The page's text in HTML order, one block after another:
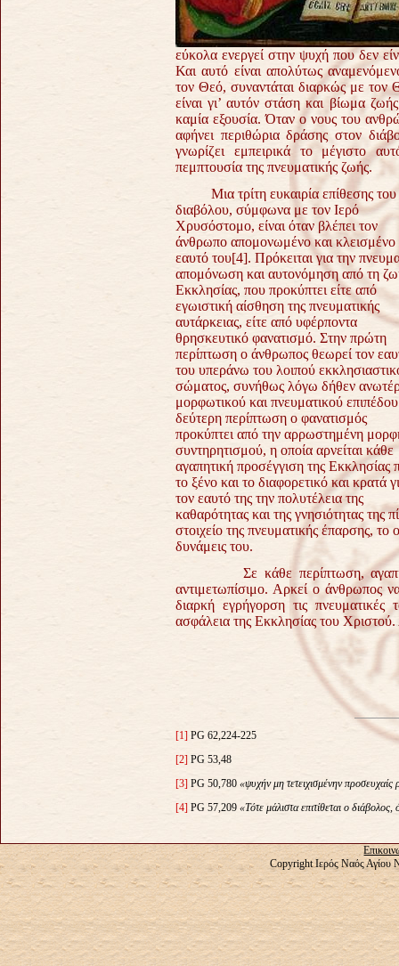
εύκολα ενεργεί στην ψυχή που δεν
Και αυτό είναι απολύτως
τον Θεό, συναντάται διαρκώς με
είναι γι’ αυτόν στάση και βίωμα
καμία εξουσία. Όταν ο νους του
αφήνει περιθώρια δράσης στον
γνωρίζει εμπειρικά το μέγιστο
πεμπτουσία της πνευματικής ζωής.
Μια τρίτη ευκαιρία επίθεσης του
διαβόλου, σύμφωνα με τον Ιερό
Χρυσόστομο, είναι όταν βλέπει τον
άνθρωπο απομονωμένο και κλεισμένο
εαυτό του[4]. Πρόκειται για την
απομόνωση και αυτονόμηση από τη
Εκκλησίας, που προκύπτει είτε από
εγωιστική αίσθηση της πνευματικής
αυτάρκειας, είτε από υφέρποντα
θρησκευτικό φανατισμό. Στην πρώτη
περίπτωση ο άνθρωπος θεωρεί τον
του υπεράνω του λοιπού
σώματος, συνήθως λόγω δήθεν
μορφωτικού και πνευματικού
δεύτερη περίπτωση ο φανατισμός
προκύπτει από την αρρωστημένη
συντηρητισμού, η οποία αρνείται κάθε
αγαπητική προσέγγιση της Εκκλησίας
το ξένο και το διαφορετικό και κρατά
τον εαυτό της την πολυτέλεια της
καθαρότητας και της γνησιότητας της
στοιχείο της πνευματικής έπαρσης, το
δυνάμεις του.
Σε κάθε περίπτωση, αγαπητοί
αντιμετωπίσιμο. Αρκεί ο άνθρωπος
διαρκή εγρήγορση τις
ασφάλεια της Εκκλησίας του
[1] PG 62,224-225
[2] PG 53,48
[3] PG 50,780 «ψυχήν μη τετειχισμένην
[4] PG 57,209 «Τότε μάλιστα επιτίθεται ο
Copyright Ιερός Ναός Αγίου